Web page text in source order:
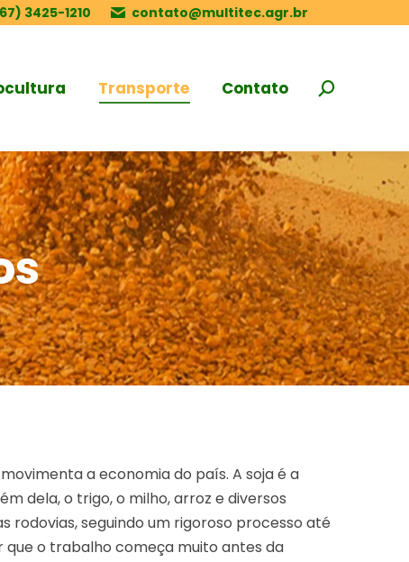
3425-1210 contato@multitec.agr.br
Transporte Contato Search:
movimenta a economia do país. A soja é a
dela, o trigo, o milho, arroz e diversos
rodovias, seguindo um rigoroso processo até
que o trabalho começa muito antes da